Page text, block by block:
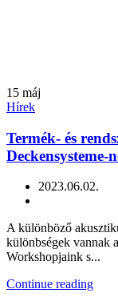
15 máj
Hírek
Termék- és
Deckensysteme-
2023.06.02.
A különböző
különbségek vannak
Workshopjaink s...
Continue reading